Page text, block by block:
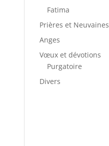
Fatima
Prières et Neuvaines
Anges
Vœux et dévotions
Purgatoire
Divers